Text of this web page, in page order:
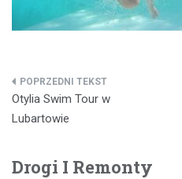
Nawigacja
wpisu
Otylia Swim Tour w
Lubartowie
Drogi I Remonty